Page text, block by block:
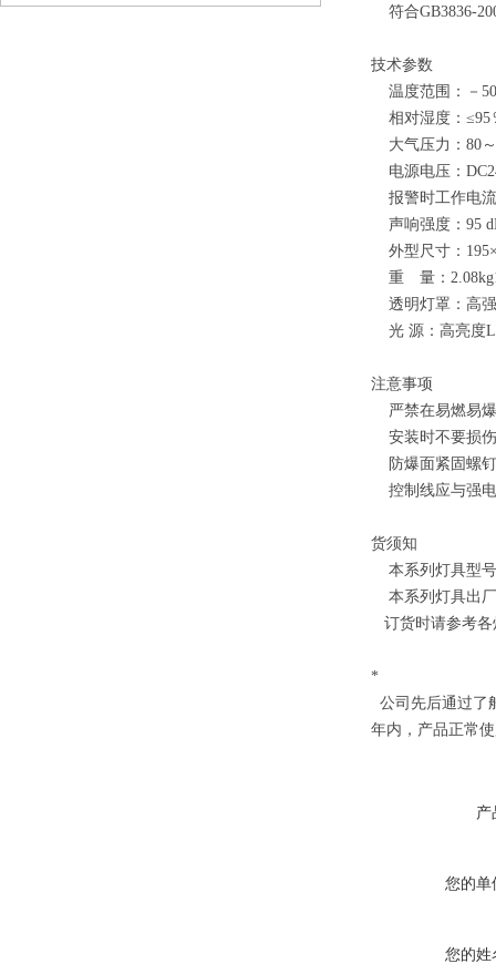
符合GB3836-
技术参数
温度范围：
相对湿度：
大气压力：
电源电压：
报警时工作电
声响强度：
外型尺寸：
重 量：
透明灯罩：高
光 源：高亮度
注意事项
严禁在易燃
安装时不要损
防爆面紧固螺
控制线应与强电
货须知
本系列灯具型
本系列灯具出厂
订货时请参考各
*
公司先后通过了
年内，产品正常
产
您的单
您的姓